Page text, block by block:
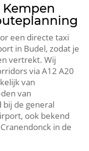
een directe taxi
in Budel, zodat je
vertrekt. Wij
via A12 A20
van
van
bij de general
ook bekend
in de